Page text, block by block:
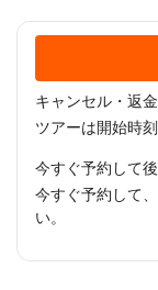
キャンセル・返金
ツアーは開始時
今すぐ予約して後
今すぐ予約して
い。